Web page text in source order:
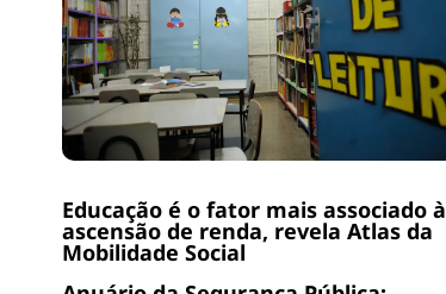
Educação é o fator mais associado à
ascensão de renda, revela Atlas da
Mobilidade Social